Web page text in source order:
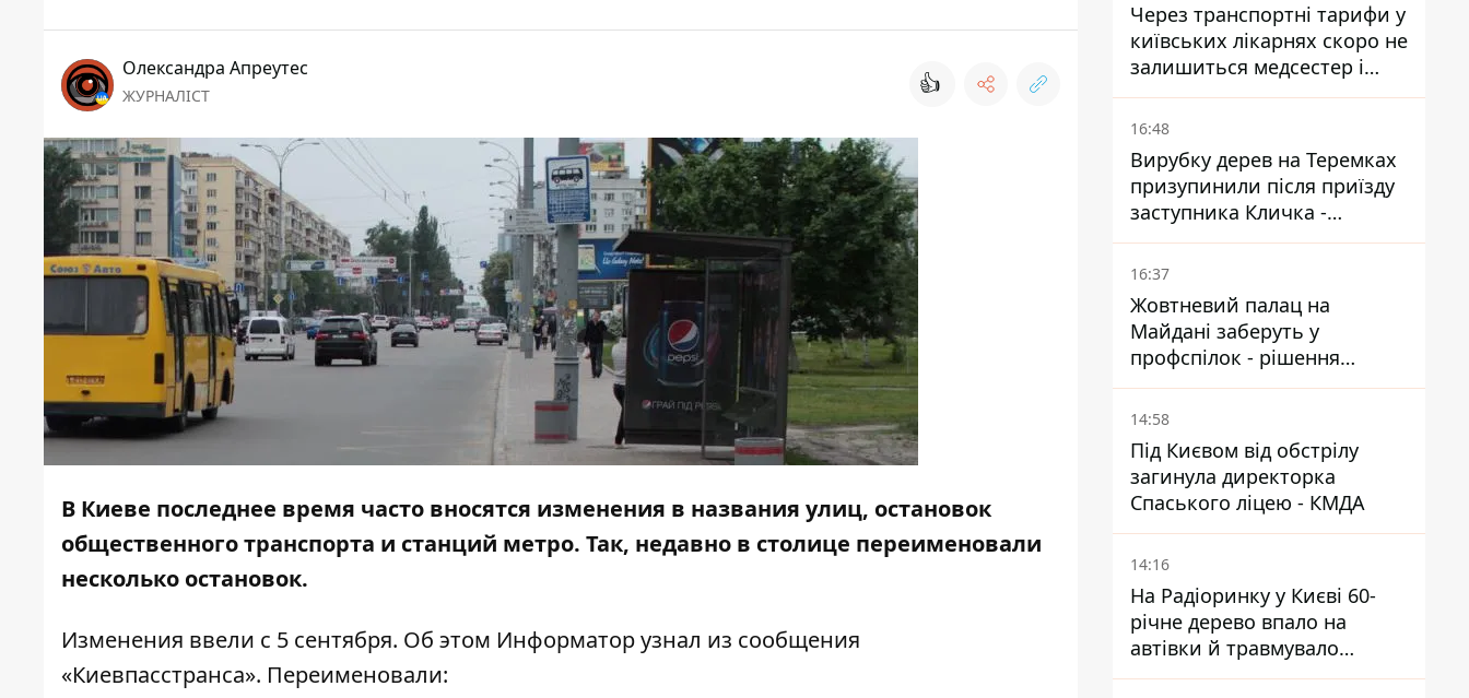
Олександра Апреутес
ЖУРНАЛІСТ 👍
В Киеве последнее время часто вносятся изменения в названия улиц, остановок
общественного транспорта и станций метро. Так, недавно в столице переименовали
несколько остановок.
Изменения ввели с 5 сентября. Об этом Информаторузнал из сообщения
«Киевпасстранса». Переименовали:
Через транспортні тарифи у
київських лікарнях скоро не
залишиться медсестер і
санітарок - професор
Голубовська
16:48
Вирубку дерев на Теремках
призупинили після приїзду
заступника Кличка -
почався діалог
16:37
Жовтневий палац на
Майдані заберуть у
профспілок - рішення
Господарського суду
14:58
Під Києвом від обстрілу
загинула директорка
Спаського ліцею - КМДА
14:16
На Радіоринку у Києві 60-
річне дерево впало на
автівки й травмувало
людину - подробиці